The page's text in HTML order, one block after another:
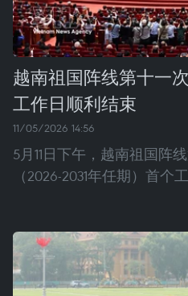
越南祖国阵线第十一
工作日顺利结束
11/05/2026 14:56
5月11日下午，越南祖国阵
（2026-2031年任期）首个